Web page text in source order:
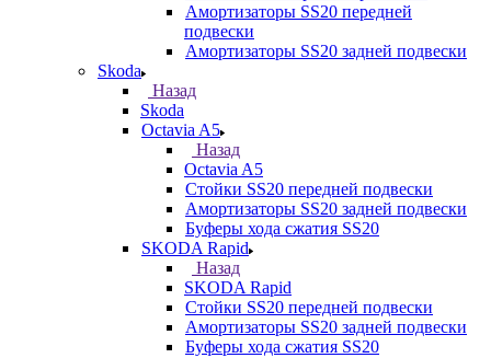
Амортизаторы SS20 передней
подвески
Амортизаторы SS20 задней подвески
Skoda
Назад
Skoda
Octavia A5
Назад
Octavia A5
Стойки SS20 передней подвески
Амортизаторы SS20 задней подвески
Буферы хода сжатия SS20
SKODA Rapid
Назад
SKODA Rapid
Стойки SS20 передней подвески
Амортизаторы SS20 задней подвески
Буферы хода сжатия SS20